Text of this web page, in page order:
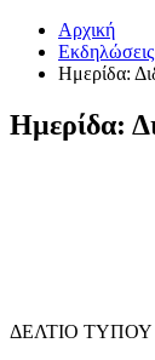
Αρχική
Εκδηλώσεις
Ημερίδα:
Ημερίδα:
ΔΕΛΤΙΟ ΤΥΠΟΥ